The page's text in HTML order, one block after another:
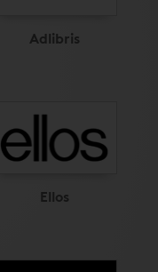
Adlibris
Ellos